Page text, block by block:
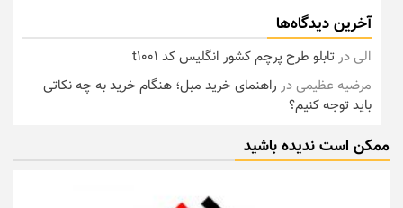
آخرین دیدگاه‌ها
الیدرتابلو طرح پرچم کشور انگلیس کد t1001
مرضیه عظیمیدر راهنمای خرید مبل؛ هنگام خرید به چه نکاتی
باید توجه کنیم؟
ممکن است ندیده باشید